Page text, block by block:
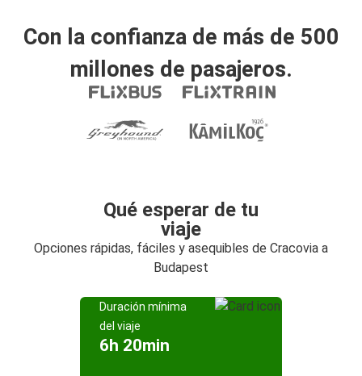
Con la confianza de más de 500
millones de pasajeros.
Qué esperar de tu
viaje
Opciones rápidas, fáciles y asequibles de Cracovia a
Budapest
Duración mínima
del viaje
6h 20min